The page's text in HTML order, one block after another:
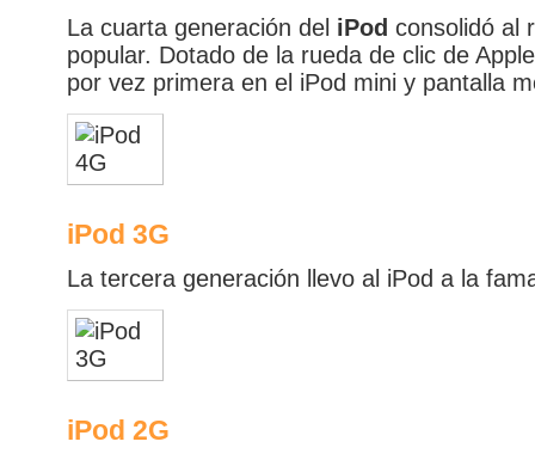
La cuarta generación del iPod consolidó al
popular. Dotado de la rueda de clic de
por vez primera en el iPod mini y pantalla
iPod 3G
La tercera generación llevo al iPod a la
iPod 2G